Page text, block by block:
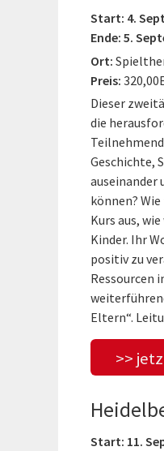
Start: 4.
Ende: 5.
Ort:
Preis:
Dieser
die
Geschichte,
auseinander
können?
Kurs aus,
Kinder. Ihr
positiv zu
Ressourcen
Eltern“.
>>
Start: 11.